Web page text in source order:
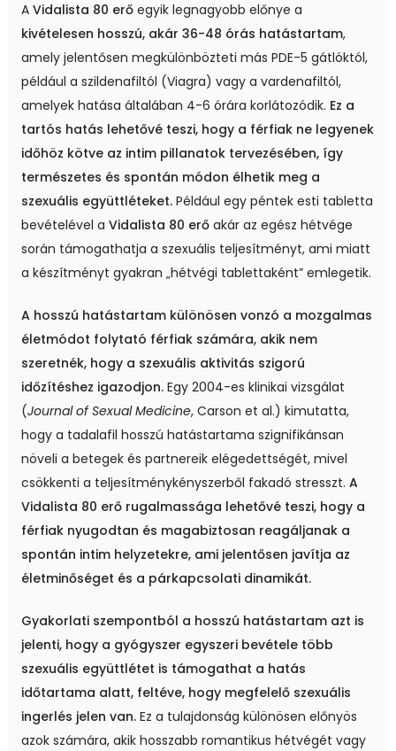
A Vidalista 80 erő egyik legnagyobb előnye a
kivételesen hosszú, akár 36-48 órás hatástartam,
amely jelentősen megkülönbözteti más PDE-5 gátlóktól,
például a szildenafiltól (Viagra) vagy a vardenafiltól,
amelyek hatása általában 4-6 órára korlátozódik. Ez a
tartós hatás lehetővé teszi, hogy a férfiak ne legyenek
időhöz kötve az intim pillanatok tervezésében, így
természetes és spontán módon élhetik meg a
szexuális együttléteket. Például egy péntek esti tabletta
bevételével a Vidalista 80 erő akár az egész hétvége
során támogathatja a szexuális teljesítményt, ami miatt
a készítményt gyakran „hétvégi tablettaként” emlegetik.
A hosszú hatástartam különösen vonzó a mozgalmas
életmódot folytató férfiak számára, akik nem
szeretnék, hogy a szexuális aktivitás szigorú
időzítéshez igazodjon. Egy 2004-es klinikai vizsgálat
(Journal of Sexual Medicine, Carson et al.) kimutatta,
hogy a tadalafil hosszú hatástartama szignifikánsan
növeli a betegek és partnereik elégedettségét, mivel
csökkenti a teljesítménykényszerből fakadó stresszt. A
Vidalista 80 erő rugalmassága lehetővé teszi, hogy a
férfiak nyugodtan és magabiztosan reagáljanak a
spontán intim helyzetekre, ami jelentősen javítja az
életminőséget és a párkapcsolati dinamikát.
Gyakorlati szempontból a hosszú hatástartam azt is
jelenti, hogy a gyógyszer egyszeri bevétele több
szexuális együttlétet is támogathat a hatás
időtartama alatt, feltéve, hogy megfelelő szexuális
ingerlés jelen van. Ez a tulajdonság különösen előnyös
azok számára, akik hosszabb romantikus hétvégét vagy